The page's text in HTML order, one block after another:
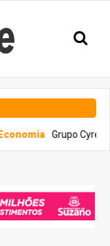
Grupo Cyrela é